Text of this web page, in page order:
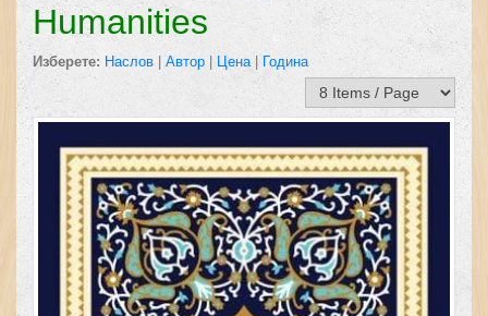
Humanities
Изберете: Наслов | Автор | Цена | Година